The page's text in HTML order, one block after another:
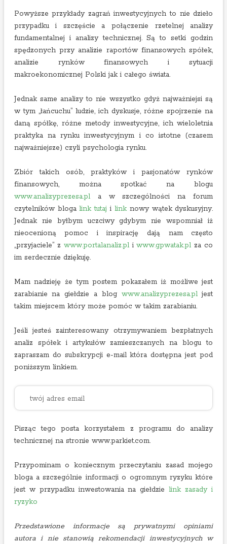
Powyższe przykłady zagrań inwestycyjnych to nie dzieło
przypadku i szczęście a połączenie rzetelnej analizy
fundamentalnej i analizy technicznej. Są to setki godzin
spędzonych przy analizie raportów finansowych spółek,
analizie rynków finansowych i sytuacji
makroekonomicznej Polski jak i całego świata.
Jednak same analizy to nie wszystko gdyż najważniejsi są
w tym „łańcuchu” ludzie, ich dyskusje, różne spojrzenie na
daną spółkę, różne metody inwestycyjne, ich wieloletnia
praktyka na rynku inwestycyjnym i co istotne (czasem
najważniejsze) czyli psychologia rynku.
Zbiór takich osób, praktyków i pasjonatów rynków
finansowych, można spotkać na blogu
www.analizyprezesa.pla w szczególności na forum
czytelników blogalink tutaji linknowy wątek dyskusyjny.
Jednak nie byłbym uczciwy gdybym nie wspomniał iż
nieocenioną pomoc i inspirację dają nam często
„przyjaciele” z www.portalanaliz.pliwww.gpwatak.pl za co
im serdecznie dziękuję.
Mam nadzieję że tym postem pokazałem iż możliwe jest
zarabianie na giełdzie a blog www.analizyprezesa.pljest
takim miejscem który może pomóc w takim zarabianiu.
Jeśli jesteś zainteresowany otrzymywaniem bezpłatnych
analiz spółek i artykułów zamieszczanych na blogu to
zapraszam do subskrypcji e-mail która dostępna jest pod
poniższym linkiem.
Pisząc tego posta korzystałem z programu do analizy
technicznej na stronie www.parkiet.com.
Przypominam o koniecznym przeczytaniu zasad mojego
bloga a szczególnie informacji o ogromnym ryzyku które
jest w przypadku inwestowania na giełdzielink zasady i
ryzyko
Przedstawione informacje są prywatnymi opiniami
autora i nie stanowią rekomendacji inwestycyjnych w